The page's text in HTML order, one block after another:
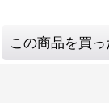
この商品を買